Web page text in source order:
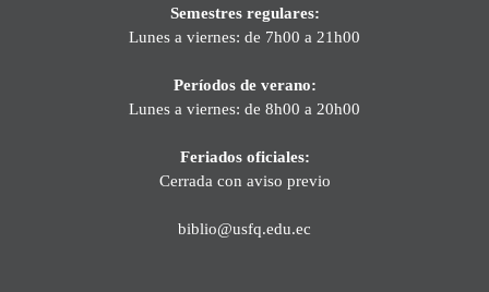
Semestres regulares:
Lunes a viernes: de 7h00 a 21h00
Períodos de verano:
Lunes a viernes: de 8h00 a 20h00
Feriados oficiales:
Cerrada con aviso previo
biblio@usfq.edu.ec